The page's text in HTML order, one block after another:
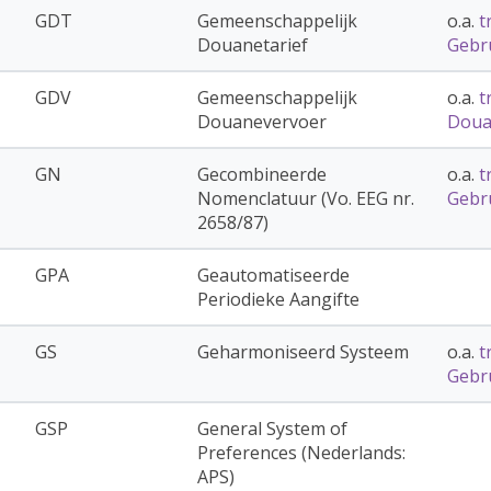
GDT
Gemeenschappelijk
Douanetarief
o.a.
GDV
Gemeenschappelijk
Douanevervoer
o.a.
GN
Gecombineerde
Nomenclatuur (Vo. EEG nr.
2658/87)
o.a.
GPA
Geautomatiseerde
Periodieke Aangifte
GS Geharmoniseerd Systeem o.a.
GSP
General System of
Preferences (Nederlands:
APS)